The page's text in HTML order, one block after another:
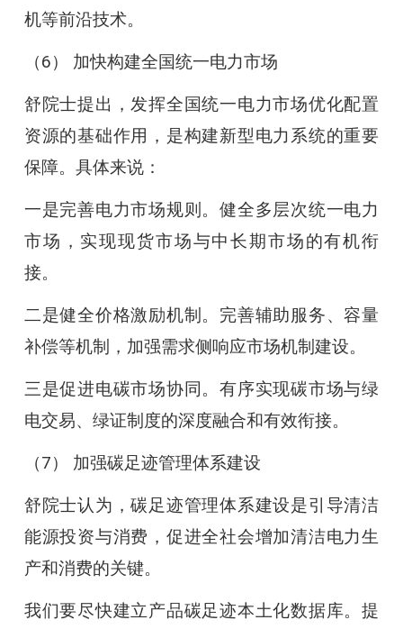
机等前沿技术。
（6） 加快构建全国统一电力市场
舒院士提出，发挥全国统一电力市场优化配置
资源的基础作用，是构建新型电力系统的重要
保障。具体来说：
一是完善电力市场规则。健全多层次统一电力
市场，实现现货市场与中长期市场的有机衔
接。
二是健全价格激励机制。完善辅助服务、容量
补偿等机制，加强需求侧响应市场机制建设。
三是促进电碳市场协同。有序实现碳市场与绿
电交易、绿证制度的深度融合和有效衔接。
（7） 加强碳足迹管理体系建设
舒院士认为，碳足迹管理体系建设是引导清洁
能源投资与消费，促进全社会增加清洁电力生
产和消费的关键。
我们要尽快建立产品碳足迹本土化数据库。提